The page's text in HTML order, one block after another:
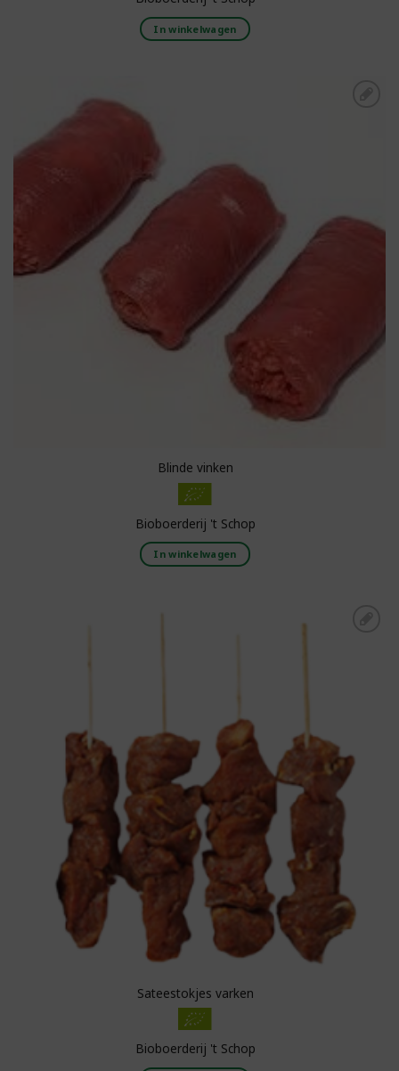
In winkelwagen
Blinde vinken
Bioboerderij 't Schop
In winkelwagen
Sateestokjes varken
Bioboerderij 't Schop